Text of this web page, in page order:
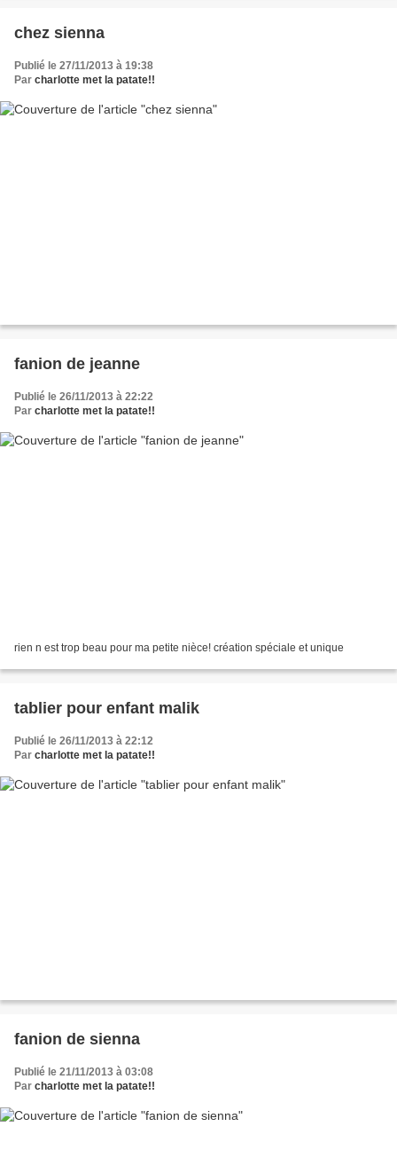
chez sienna
Publié le 27/11/2013 à 19:38
Par charlotte met la patate!!
fanion de jeanne
Publié le 26/11/2013 à 22:22
Par charlotte met la patate!!
rien n est trop beau pour ma petite nièce! création spéciale et unique
tablier pour enfant malik
Publié le 26/11/2013 à 22:12
Par charlotte met la patate!!
fanion de sienna
Publié le 21/11/2013 à 03:08
Par charlotte met la patate!!